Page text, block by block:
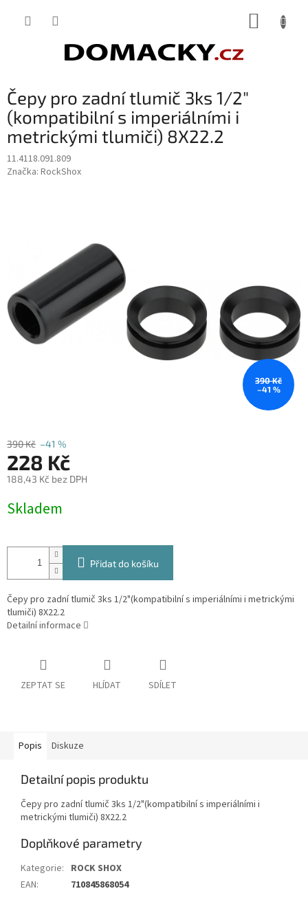
Čepy pro zadní tlumič 3ks 1/2"
(kompatibilní s imperiálními i
metrickými tlumiči) 8X22.2
11.4118.091.809
Značka: RockShox
390 Kč
–41 %
390 Kč –41 %
228 Kč
188,43 Kč bez DPH
cena:
Skladem
Přidat do košíku
Čepy pro zadní tlumič 3ks 1/2"(kompatibilní s imperiálními i metrickými
tlumiči) 8X22.2
Detailní informace
ZEPTAT SE HLÍDAT SDÍLET
Popis Diskuze
Detailní popis produktu
Čepy pro zadní tlumič 3ks 1/2"(kompatibilní s imperiálními i
metrickými tlumiči) 8X22.2
Doplňkové parametry
Kategorie: ROCK SHOX
EAN: 710845868054